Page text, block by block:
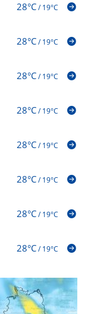
28°C/19°C
28°C/19°C
28°C/19°C
28°C/19°C
28°C/19°C
28°C/19°C
28°C/19°C
28°C/19°C